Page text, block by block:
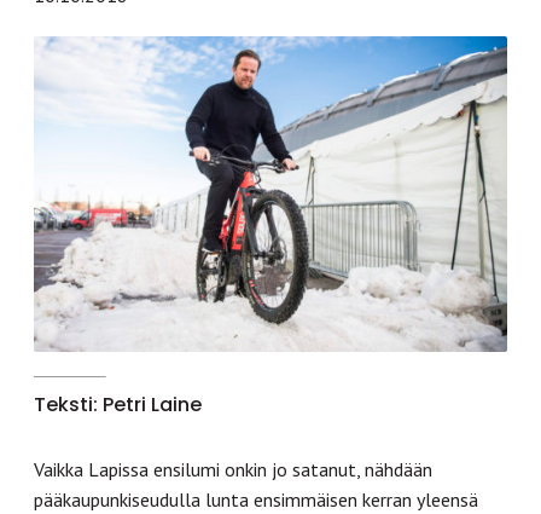
Teksti: Petri Laine
Vaikka Lapissa ensilumi onkin jo satanut, nähdään
pääkaupunkiseudulla lunta ensimmäisen kerran yleensä